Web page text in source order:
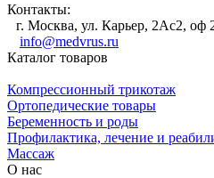
Контакты:
г. Москва, ул. Карьер, 2Ас2, оф
info@medvrus.ru
Каталог товаров
Компрессионный трикотаж
Ортопедические товары
Беременность и роды
Профилактика, лечение и
Массаж
О нас